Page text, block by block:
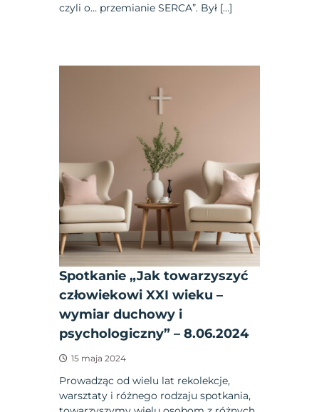
czyli o… przemianie SERCA”. Był […]
Spotkanie „Jak towarzyszyć
człowiekowi XXI wieku –
wymiar duchowy i
psychologiczny” – 8.06.2024
15 maja 2024
Prowadząc od wielu lat rekolekcje,
warsztaty i różnego rodzaju spotkania,